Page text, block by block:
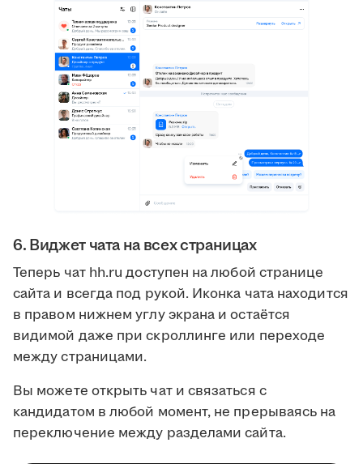
6. Виджет чата на всех страницах
Теперь чат hh.ru доступен на любой странице
сайта и всегда под рукой. Иконка чата находится
в правом нижнем углу экрана и остаётся
видимой даже при скроллинге или переходе
между страницами.
Вы можете открыть чат и связаться с
кандидатом в любой момент, не прерываясь на
переключение между разделами сайта.